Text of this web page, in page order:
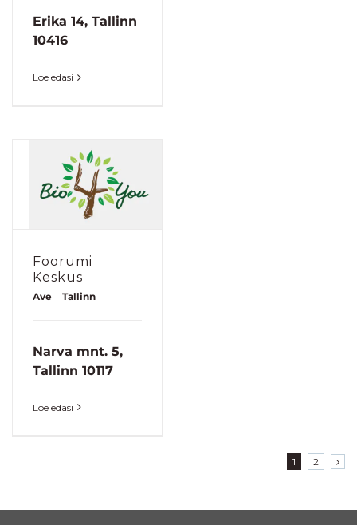
Erika 14, Tallinn
10416
Loe edasi
Foorumi
Keskus
Ave | Tallinn
Narva mnt. 5,
Tallinn 10117
Loe edasi
1 2